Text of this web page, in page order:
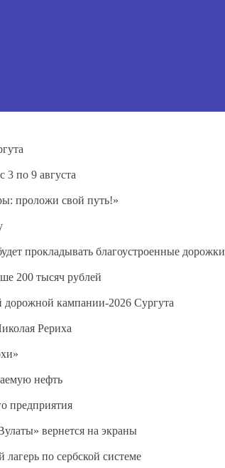
3 по 9 августа
проложи свой путь!»
прокладывать благоустроенные дорожки
200 тысяч рублей
дорожной кампании-2026 Сургута
Рериха
нефть
предприятия
вернется на экраны
по сербской системе